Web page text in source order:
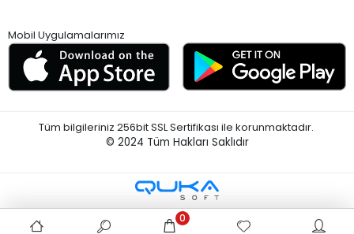
Mobil Uygulamalarımız
Tüm bilgileriniz 256bit SSL Sertifikası ile korunmaktadır.
© 2024 Tüm Hakları Saklıdır
0